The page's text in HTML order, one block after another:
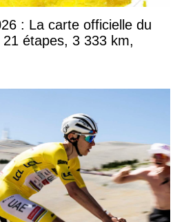
: La carte officielle du
étapes, 3 333 km,